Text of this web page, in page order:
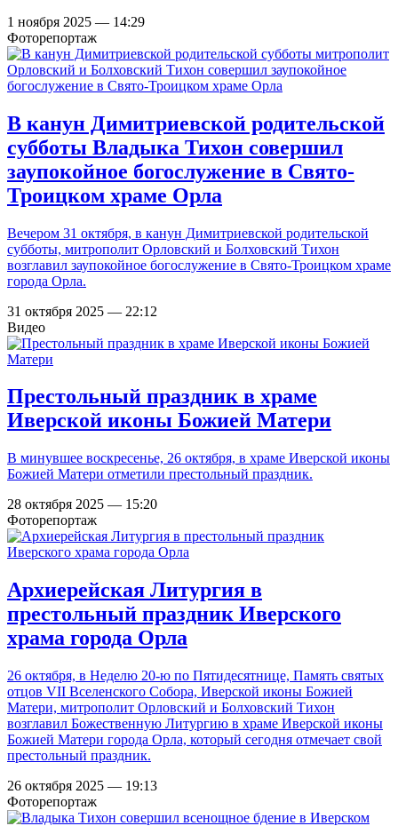
1 ноября 2025 — 14:29
Фоторепортаж
В канун Димитриевской родительской
субботы Владыка Тихон совершил
заупокойное богослужение в Свято-
Троицком храме Орла
Вечером 31 октября, в канун Димитриевской родительской
субботы, митрополит Орловский и Болховский Тихон
возглавил заупокойное богослужение в Свято-Троицком храме
города Орла.
31 октября 2025 — 22:12
Видео
Престольный праздник в храме
Иверской иконы Божией Матери
В минувшее воскресенье, 26 октября, в храме Иверской иконы
Божией Матери отметили престольный праздник.
28 октября 2025 — 15:20
Фоторепортаж
Архиерейская Литургия в
престольный праздник Иверского
храма города Орла
26 октября, в Неделю 20-ю по Пятидесятнице, Память святых
отцов VII Вселенского Собора, Иверской иконы Божией
Матери, митрополит Орловский и Болховский Тихон
возглавил Божественную Литургию в храме Иверской иконы
Божией Матери города Орла, который сегодня отмечает свой
престольный праздник.
26 октября 2025 — 19:13
Фоторепортаж